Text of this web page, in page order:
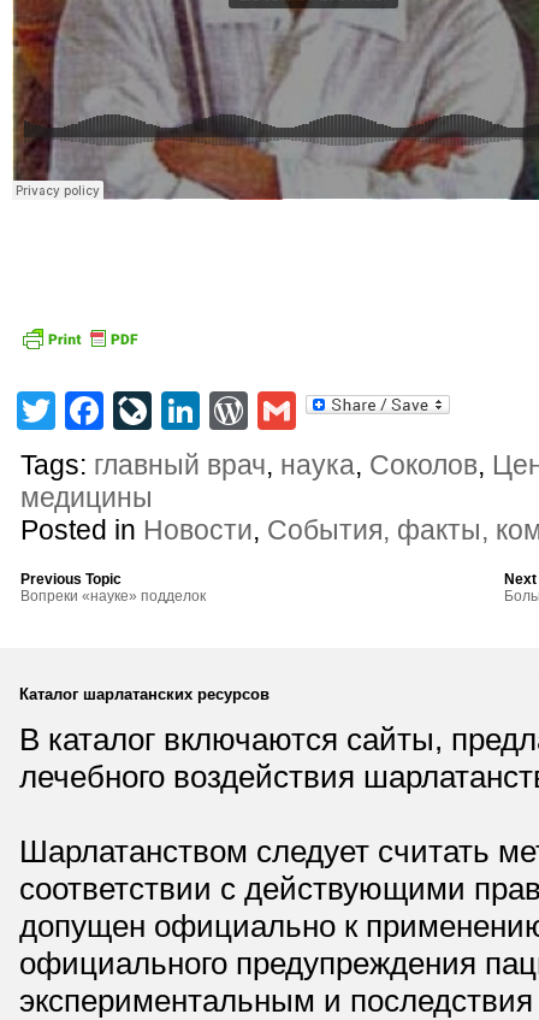
TwitterFacebook
LiveJournal
LinkedIn
WordPress
Gmail
Tags: главный врач, наука, Соколов,
медицины
Posted in Новости, События, факты,
Previous Topic
Вопреки «науке» подделок
Каталог шарлатанских ресурсов
В каталог включаются сайты,
лечебного воздействия
Шарлатанством следует считать
соответствии с действующими
допущен официально к
официального предупреждения
экспериментальным и